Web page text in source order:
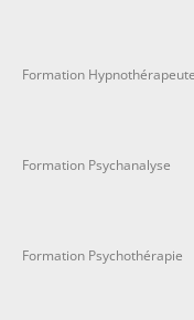
Formation Hypnothérapeute
Formation Psychanalyse
Formation Psychothérapie